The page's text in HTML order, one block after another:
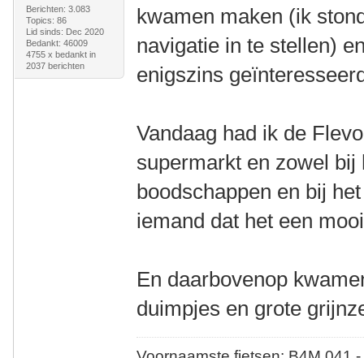
Berichten: 3.083
Topics: 86
Lid sinds: Dec 2020
Bedankt: 46009
4755 x bedankt in
2037 berichten
kwamen maken (ik
navigatie in te stellen)
enigszins
Vandaag had ik de
supermarkt en zowel
boodschappen en bij
iemand dat het een
En daarbovenop
duimpjes en grote